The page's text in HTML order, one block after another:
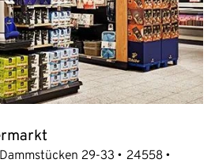
Dammstücken 29-33
24558